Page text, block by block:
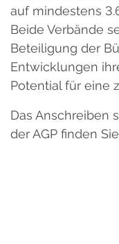
auf mindestens
Beide Verbände
Beteiligung der
Entwicklungen
Potential für eine
Das Anschreiben
der AGP finden